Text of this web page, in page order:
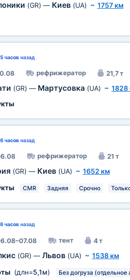
(GR) — Киев (UA) ~ 1757 км
часовназад
рефрижератор 21,7 т
(GR) — Мартусовка (UA) ~ 1828
часовназад
рефрижератор 21 т
(GR) — Киев (UA) ~ 1652 км
CMR Задняя Срочно
часовназад
тент 4 т
(GR) — Львов (UA) ~ 1538 км
(длн=5,1м) Без догруза (отдельное